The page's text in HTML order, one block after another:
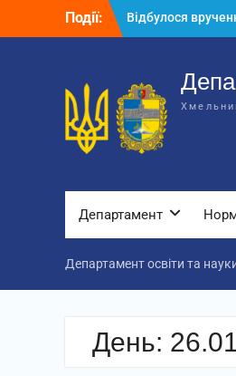
Події:
Відбулося
для потреб
Департаменту
державної
Відбулась
відповідальних
патріотичне
Департамент
Департамент освіти та
День: